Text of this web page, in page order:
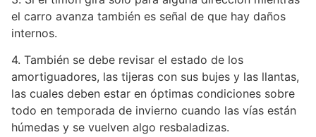
el carro avanza también es señal de que hay daños
internos.
4. También se debe revisar el estado de los
amortiguadores, las tijeras con sus bujes y las llantas,
las cuales deben estar en óptimas condiciones sobre
todo en temporada de invierno cuando las vías están
húmedas y se vuelven algo resbaladizas.